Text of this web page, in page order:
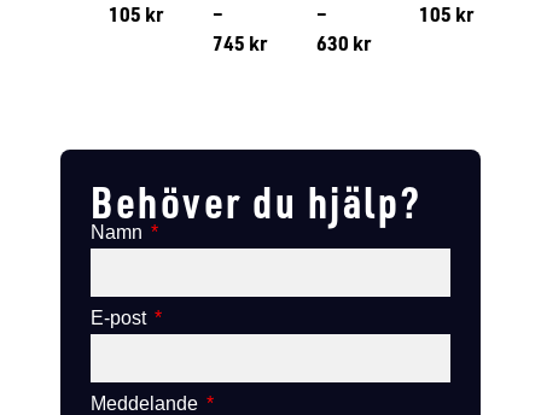
105 kr
–
745 kr
–
630 kr
105 kr
Behöver du hjälp?
Namn
E-post
Meddelande